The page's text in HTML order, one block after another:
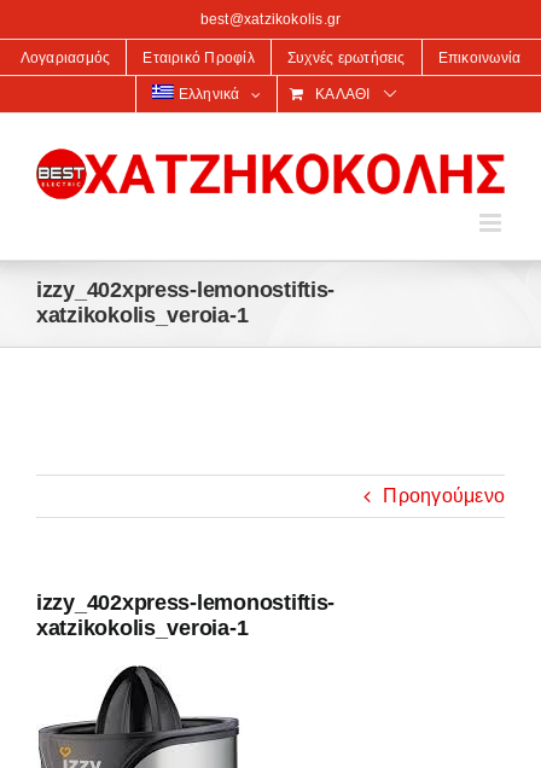
best@xatzikokolis.gr
Λογαριασμός Εταιρικό Προφίλ Συχνές ερωτήσεις Επικοινωνία
Ελληνικά ΚΑΛΆΘΙ
izzy_402xpress-lemonostiftis-
xatzikokolis_veroia-1
Προηγούμενο
izzy_402xpress-lemonostiftis-
xatzikokolis_veroia-1